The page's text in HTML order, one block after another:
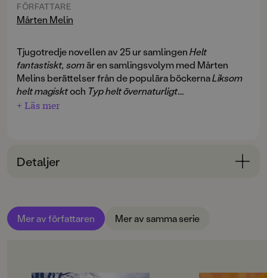
FÖRFATTARE
Mårten Melin
Tjugotredje novellen av 25 ur samlingenHelt
fantastiskt, somär en samlingsvolym med Mårten
Melins berättelser från de populära böckernaLiksom
helt magisktoch Typ helt övernaturligt.
vändningar och det rappa språket har blivit Mårten
Melins signum. Det är fängslande, roligt och ibland
+ Läs mer
Detaljer
ÅLDERSGRUPP
9-12
Mer av författaren Mer av samma serie